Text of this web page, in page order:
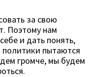
за свою
Поэтому нам
и дать понять,
пытаются
громче, мы будем